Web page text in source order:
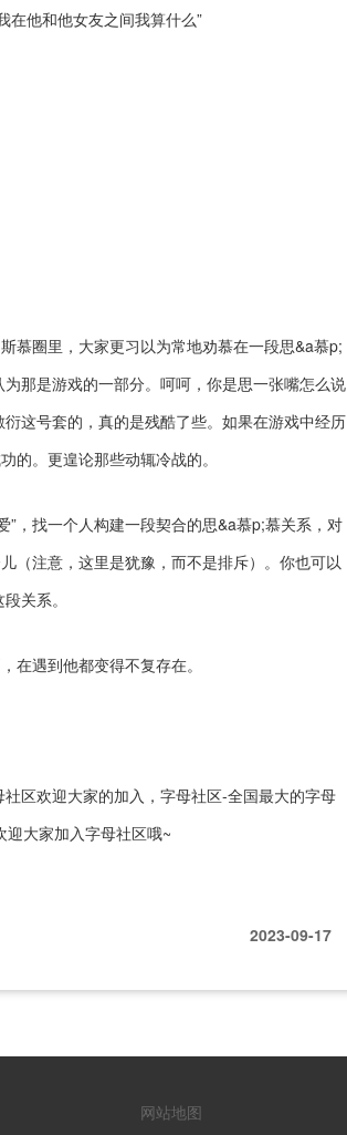
在他和他女友之间我算什么”
慕圈里，大家更习以为常地劝慕在一段思&a慕p;
那是游戏的一部分。呵呵，你是思一张嘴怎么说
这号套的，真的是残酷了些。如果在游戏中经历
的。更遑论那些动辄冷战的。
，找一个人构建一段契合的思&a慕p;慕关系，对
（注意，这里是犹豫，而不是排斥）。你也可以
关系。
在遇到他都变得不复存在。
区欢迎大家的加入，字母社区-全国最大的字母
大家加入字母社区哦~
2023-09-17
网站地图